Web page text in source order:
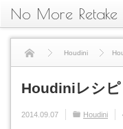
No More Retake
Houdini
Houdiniレシ
2014.09.07 Houdini